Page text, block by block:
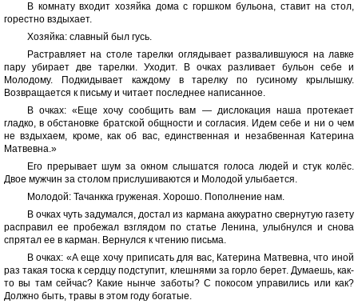
В комнату входит хозяйка дома с горшком бульона, ставит на стол,
горестно вздыхает.
Хозяйка: славный был гусь.
Растравляет на столе тарелки оглядывает развалившуюся на лавке
пару убирает две тарелки. Уходит. В очках разливает бульон себе и
Молодому. Подкидывает каждому в тарелку по гусиному крылышку.
Возвращается к письму и читает последнее написанное.
В очках: «Еще хочу сообщить вам — дислокация наша протекает
гладко, в обстановке братской общности и согласия. Идем себе и ни о чем
не вздыхаем, кроме, как об вас, единственная и незабвенная Катерина
Матвевна.»
Его прерывает шум за окном слышатся голоса людей и стук колёс.
Двое мужчин за столом прислушиваются и Молодой улыбается.
Молодой: Тачанкка груженая. Хорошо. Пополнение нам.
В очках чуть задумался, достал из кармана аккуратно свернутую газету
расправил ее пробежал взглядом по статье Ленина, улыбнулся и снова
спрятал ее в карман. Вернулся к чтению письма.
В очках: «А еще хочу приписать для вас, Катерина Матвевна, что иной
раз такая тоска к сердцу подступит, клешнями за горло берет. Думаешь, как-
то вы там сейчас? Какие нынче заботы? С покосом управились или как?
Должно быть, травы в этом году богатые.